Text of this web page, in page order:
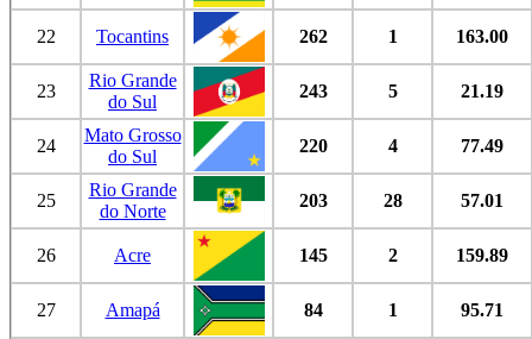
22 Tocantins 262 1 163.00
23
Rio Grande
do Sul
243 5 21.19
24
Mato Grosso
do Sul
220 4 77.49
25
Rio Grande
do Norte
203 28 57.01
26 Acre 145 2 159.89
27 Amapá 84 1
95.71